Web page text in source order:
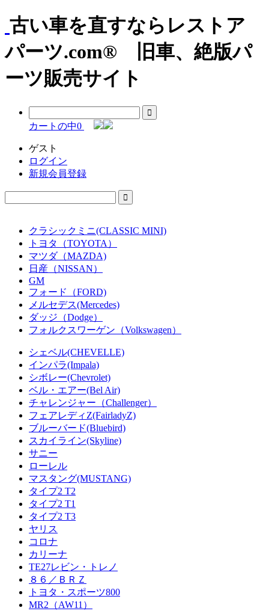
古い車を直すならレストア
パーツ.com® 旧車、絶版パ
ーツ販売サイト
カートの中0
ゲスト
ログイン
新規会員登録
クラシックミニ(CLASSIC MINI)
トヨタ（TOYOTA）
マツダ（MAZDA)
日産（NISSAN）
GM
フォード（FORD)
メルセデス(Mercedes)
ダッジ（Dodge）
フォルクスワーゲン（Volkswagen）
シェベル(CHEVELLE)
インパラ(Impala)
シボレー(Chevrolet)
ベル・エアー(Bel Air)
チャレンジャー（Challenger）
フェアレディZ(FairladyZ)
ブルーバード(Bluebird)
スカイライン(Skyline)
サニー
ローレル
マスタング(MUSTANG)
タイプ2 T2
タイプ2 T1
タイプ2 T3
ヤリス
コロナ
カリーナ
TE27レビン・トレノ
８６／ＢＲＺ
トヨタ・スポーツ800
MR2（AW11）